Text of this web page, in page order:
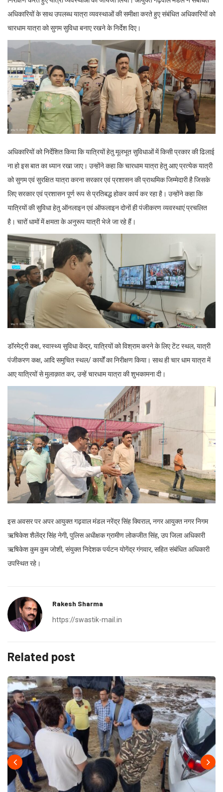
अधिकारियों के साथ उपलब्ध यात्रा व्यवस्थाओं की समीक्षा करते हुए संबंधित अधिकारियों को
चारधाम यात्रा को सुगम सुविधा बनाए रखने के निर्देश दिए।
अधिकारियों को निर्देशित किया कि यात्रियों हेतु मूलभूत सुविधाओं में किसी प्रकार की ढिलाई
ना हो इस बात का ध्यान रखा जाए। उन्होंने कहा कि चारधाम यात्रा हेतु आए प्रत्येक यात्री
को सुगम एवं सुरक्षित यात्रा करना सरकार एवं प्रशासन की प्राथमिक जिम्मेदारी है जिसके
लिए सरकार एवं प्रशासन पूर्ण रूप से प्रतिबद्ध होकर कार्य कर रहा है। उन्होंने कहा कि
यात्रियों की सुविधा हेतु ऑनलाइन एवं ऑफलाइन दोनों ही पंजीकरण व्यवस्थाएं प्रचलित
है। चारों धामों में क्षमता के अनुरूप यात्री भेजे जा रहे हैं।
डॉरमेट्री कक्ष, स्वास्थ्य सुविधा केंद्र, यात्रियों को विश्राम करने के लिए टेंट स्थल, यात्री
पंजीकरण कक्ष, आदि समुचित स्थल/ कार्यों का निरीक्षण किया। साथ ही चार धाम यात्रा में
आए यात्रियों से मुलाक़ात कर, उन्हें चारधाम यात्रा की शुभकामना दी।
इस अवसर पर अपर आयुक्त गढ़वाल मंडल नरेंद्र सिंह क्विराल, नगर आयुक्त नगर निगम
ऋषिकेश शैलेंद्र सिंह नेगी, पुलिस अधीक्षक ग्रामीण लोकजीत सिंह, उप जिला अधिकारी
ऋषिकेश कुम कुम जोशी, संयुक्त निदेशक पर्यटन योगेंद्र गंगवार, सहित संबंधित अधिकारी
उपस्थित रहे।
Rakesh Sharma
https://swastik-mail.in
Related post